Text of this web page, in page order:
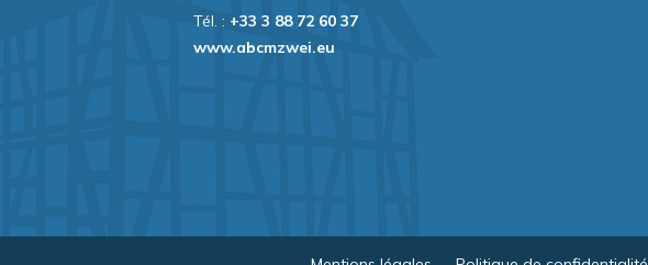
Tél. : +33 3 88 72 60 37
www.abcmzwei.eu